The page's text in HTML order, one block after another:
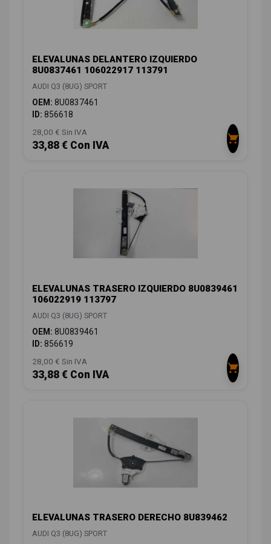
ELEVALUNAS DELANTERO IZQUIERDO
8U0837461 106022917 113791
AUDI Q3 (8UG) SPORT
OEM: 8U0837461
ID: 856618
28,00 € Sin IVA
33,88 € Con IVA
ELEVALUNAS TRASERO IZQUIERDO 8U0839461
106022919 113797
AUDI Q3 (8UG) SPORT
OEM: 8U0839461
ID: 856619
28,00 € Sin IVA
33,88 € Con IVA
ELEVALUNAS TRASERO DERECHO 8U839462
AUDI Q3 (8UG) SPORT